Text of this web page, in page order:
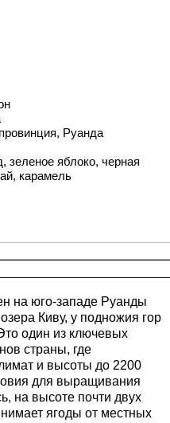
Руанда
зеленое яблоко, черная
карамель
на юго-западе Руанды
Киву, у подножия гор
один из ключевых
страны, где
и высоты до 2200
для выращивания
на высоте почти двух
ягоды от местных